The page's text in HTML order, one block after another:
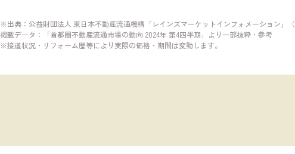
※出典：公益財団法人 東日本不動産流通機構「レインズマーケットインフォメーション」（
掲載データ：「首都圏不動産流通市場の動向 2024年 第4四半期」より一部抜粋・参考
※接道状況・リフォーム歴等により実際の価格・期間は変動します。